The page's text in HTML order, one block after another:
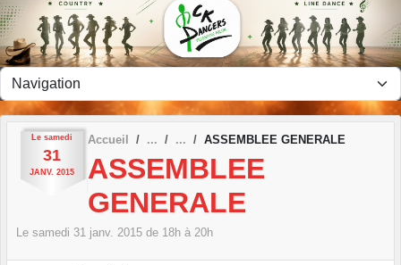
Le samedi
31
JANV. 2015
Accueil ASSEMBLEE GENERALE
ASSEMBLEE
GENERALE
Le samedi 31 janv. 2015 de 18h à 20h